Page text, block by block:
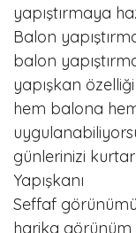
yapıştırmaya
Balon
balon
yapışkan
hem balona
günlerinizi
Yapışkanı
Seffaf
harika görünüm